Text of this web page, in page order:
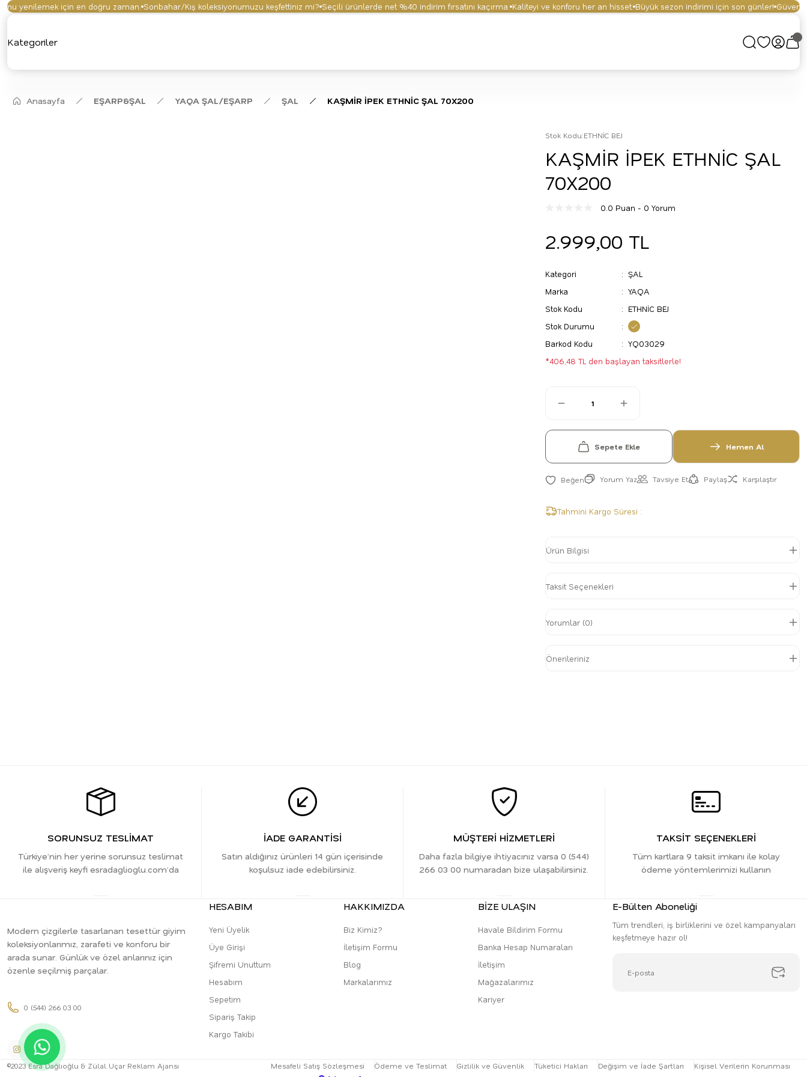
yenilemek için en doğru zaman. Sonbahar/Kış koleksiyonumuzu keşfettiniz mi? Seçili ürünlerde net %40 indirim fırsatını kaçırma. Kaliteyi ve konforu her an hisset. Büyük sezon indirimi için son günler! Güvenli
Kategoriler
Anasayfa EŞARP&ŞAL YAQA ŞAL/EŞARP ŞAL KAŞMİR İPEK ETHNİC ŞAL 70X200
Stok Kodu:ETHNİC BEJ
KAŞMİR İPEK ETHNİC ŞAL
70X200
0.0 Puan - 0 Yorum
2.999,00 TL
Kategori
ŞAL
Marka
YAQA
Stok Kodu
ETHNİC BEJ
Stok Durumu
Barkod Kodu
YQ03029
*406,48 TL den başlayan taksitlerle!
Sepete Ekle Hemen Al
Yorum Yaz Tavsiye Et Paylaş Karşılaştır
Tahmini Kargo Süresi :
Ürün Bilgisi
Taksit Seçenekleri
Yorumlar (0)
Önerileriniz
SORUNSUZ TESLİMAT
Türkiye’nin her yerine sorunsuz teslimat
ile alışveriş keyfi esradaglioglu.com’da
İADE GARANTİSİ
Satın aldığınız ürünleri 14 gün içerisinde
koşulsuz iade edebilirsiniz.
MÜŞTERİ HİZMETLERİ
Daha fazla bilgiye ihtiyacınız varsa 0 (544)
266 03 00 numaradan bize ulaşabilirsiniz.
TAKSİT SEÇENEKLERİ
Tüm kartlara 9 taksit imkanı ile kolay
ödeme yöntemlerimizi kullanın
Modern çizgilerle tasarlanan tesettür giyim
koleksiyonlarımız, zarafeti ve konforu bir
arada sunar. Günlük ve özel anlarınız için
özenle seçilmiş parçalar.
0 (544) 266 03 00
HESABIM
Yeni Üyelik
Üye Girişi
Şifremi Unuttum
Hesabım
Sepetim
Sipariş Takip
Kargo Takibi
HAKKIMIZDA
Biz Kimiz?
İletişim Formu
Blog
Markalarımız
BİZE ULAŞIN
Havale Bildirim Formu
Banka Hesap Numaraları
İletişim
Mağazalarımız
Kariyer
E-Bülten Aboneliği
Tüm trendleri, iş birliklerini ve özel kampanyaları
keşfetmeye hazır ol!
©2023 Esra Dağlıoğlu & Zülal Uçar Reklam Ajansı Mesafeli Satış Sözleşmesi Ödeme ve Teslimat Gizlilik ve Güvenlik Tüketici Hakları Değişim ve İade Şartları Kişisel Verilerin Korunması